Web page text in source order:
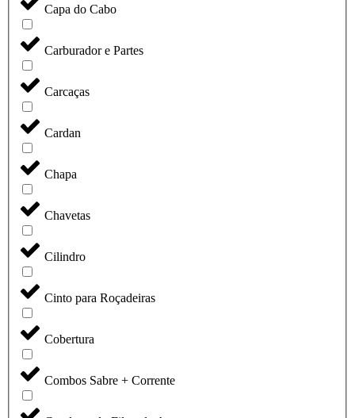
Capa do Cabo
Carburador e Partes
Carcaças
Cardan
Chapa
Chavetas
Cilindro
Cinto para Roçadeiras
Cobertura
Combos Sabre + Corrente